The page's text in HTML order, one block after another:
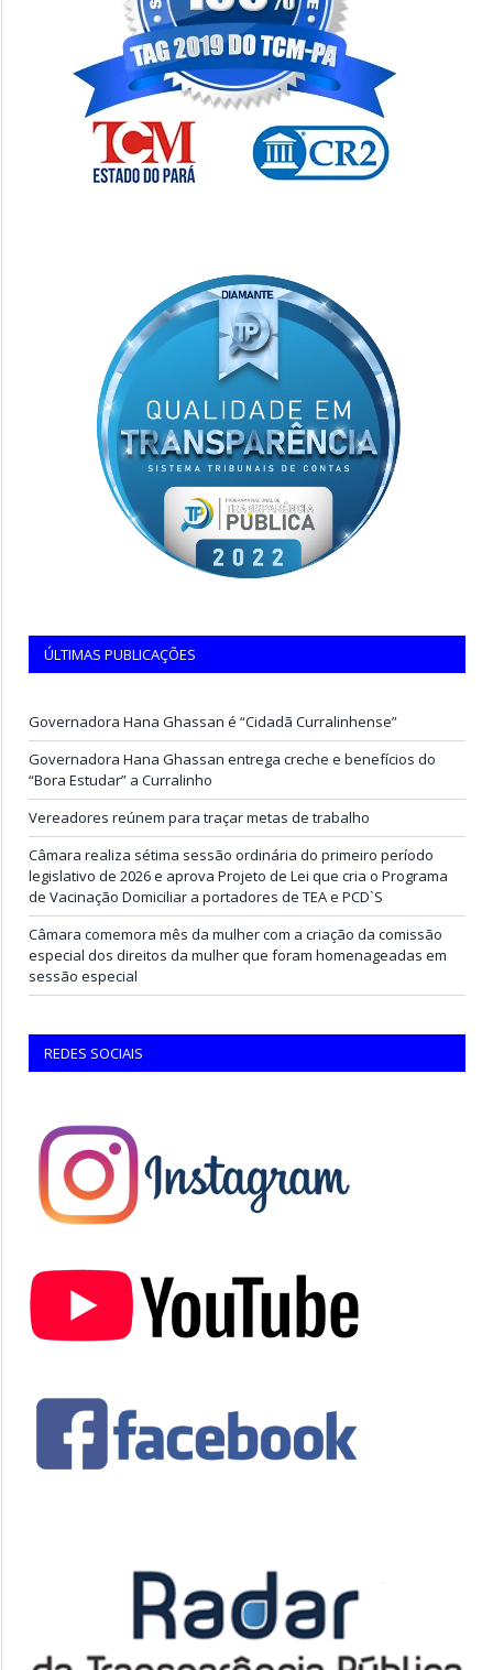
ÚLTIMAS PUBLICAÇÕES
Governadora Hana Ghassan é “Cidadã Curralinhense”
Governadora Hana Ghassan entrega creche e benefícios do
“Bora Estudar” a Curralinho
Vereadores reúnem para traçar metas de trabalho
Câmara realiza sétima sessão ordinária do primeiro período
legislativo de 2026 e aprova Projeto de Lei que cria o Programa
de Vacinação Domiciliar a portadores de TEA e PCD`S
Câmara comemora mês da mulher com a criação da comissão
especial dos direitos da mulher que foram homenageadas em
sessão especial
REDES SOCIAIS